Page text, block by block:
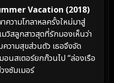
Vacation (2018)
ความโกลาหลครั้งใหม่มาสู่
มวิสลูกสาวสุดที่รักมองเห็นว่า
ามสุขส่วนตัว เธอจึงจัด
อนสเตอร์ยกก๊วนไป “ล่องเรือ
งซัมเมอร์